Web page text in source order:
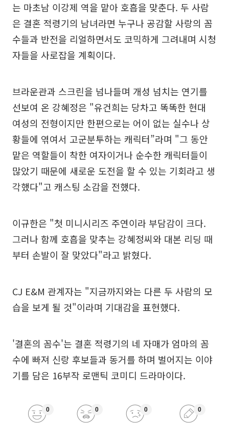
는 마초남 이강제 역을 맡아 호흡을 맞춘다. 두 사람
은 결혼 적령기의 남녀라면 누구나 공감할 사랑의 꼼
수들과 반전을 리얼하면서도 코믹하게 그려내며 시청
자들을 사로잡을 계획이다.
브라운관과 스크린을 넘나들며 개성 넘치는 연기를
선보여 온 강혜정은 "유건희는 당차고 똑똑한 현대
여성의 전형이지만 한편으로는 어이 없는 실수나 상
황들에 엮여서 고군분투하는 캐릭터”라며 "그 동안
맡은 역할들이 착한 여자이거나 순수한 캐릭터들이
많았기 때문에 새로운 도전을 할 수 있는 기회라고 생
각했다"고 캐스팅 소감을 전했다.
이규한은 "첫 미니시리즈 주연이라 부담감이 크다.
그러나 함께 호흡을 맞추는 강혜정씨와 대본 리딩 때
부터 손발이 잘 맞았다"라고 밝혔다.
CJ E&M 관계자는 "지금까지와는 다른 두 사람의 모
습을 보게 될 것"이라며 기대감을 표현했다.
'결혼의 꼼수'는 결혼 적령기의 네 자매가 엄마의 꼼
수에 빠져 신랑 후보들과 동거를 하며 벌어지는 이야
기를 담은 16부작 로맨틱 코미디 드라마이다.
0 0 0 0